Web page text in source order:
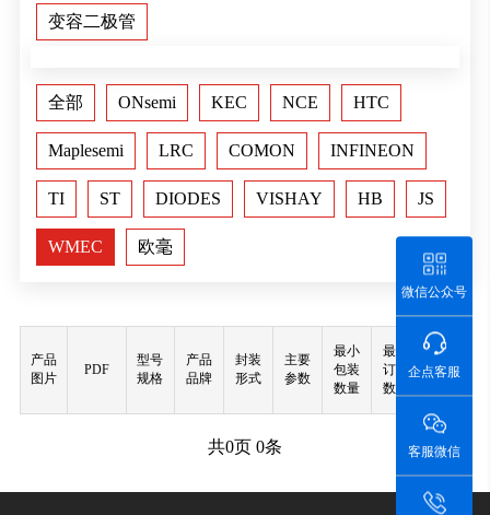
变容二极管
全部 ONsemi KEC NCE HTC
Maplesemi LRC COMON INFINEON
TI ST DIODES VISHAY HB JS
WMEC 欧毫
产品
图片
PDF
型号
规格
产品
品牌
封装
形式
主要
参数
最小
包装
数量
最小
订购
数量
购买
共0页 0条
微信公众号
企点客服
客服微信